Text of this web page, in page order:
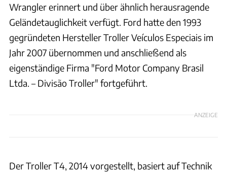
Wrangler erinnert und über ähnlich herausragende
Geländetauglichkeit verfügt. Ford hatte den 1993
gegründeten Hersteller Troller Veículos Especiais im
Jahr 2007 übernommen und anschließend als
eigenständige Firma "Ford Motor Company Brasil
Ltda. – Divisão Troller" fortgeführt.
ANZEIGE
Der Troller T4, 2014 vorgestellt, basiert auf Technik